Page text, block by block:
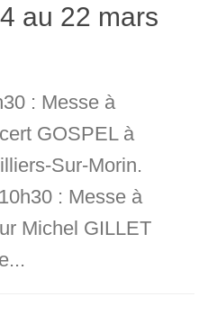
au 22 mars
: Messe à
GOSPEL à
Sur-Morin.
: Messe à
Michel GILLET